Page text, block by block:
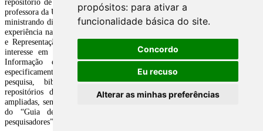
propósitos: para ativar a
funcionalidade básica do site.
Concordo
Eu recuso
Alterar as minhas preferências